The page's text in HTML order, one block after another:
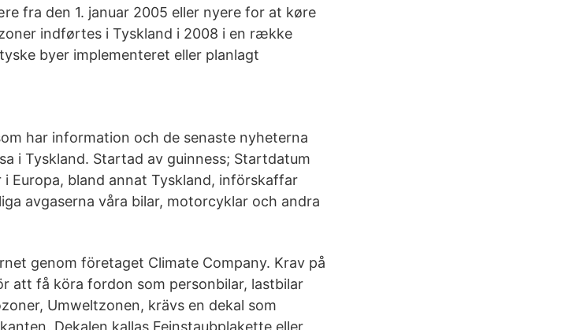
fra den 1. januar 2005 eller nyere for at køre
indførtes i Tyskland i 2008 i en række
byer implementeret eller planlagt
har information och de senaste nyheterna
i Tyskland. Startad av guinness; Startdatum
i Europa, bland annat Tyskland, införskaffar
avgaserna våra bilar, motorcyklar och andra
genom företaget Climate Company. Krav på
att få köra fordon som personbilar, lastbilar
Umweltzonen, krävs en dekal som
Dekalen kallas Feinstaubplakette eller